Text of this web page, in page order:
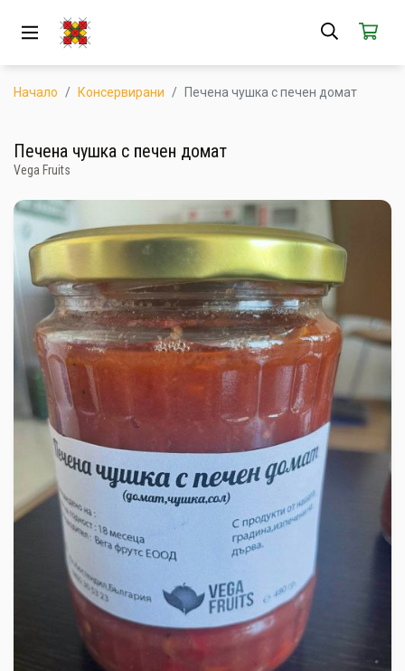
АБОНАМЕНТ
НОВИ ПРОДУКТИ
ПОПУЛЯРНИ ПРОДУКТИ
ПРОИЗВОДИТЕЛИ
КАМПАНИИ
АКЦИИ
ГОТОВИ ЗА ХАПВАНЕ
ПЛОДОВЕ И ЗЕЛЕНЧУЦИ
ХЛЯБ, ЗЪРНЕНИ, ВАРИВА
МЛЕЧНИ И ЯЙЦА
МЕД И ПЧЕЛНИ
КОНСЕРВИРАНИ
ЯДКИ И ТАХАНИ
ВЕГАН ПРОДУКТИ
Начало Консервирани Печена чушка с печен домат
Печена чушка с печен домат
Vega Fruits